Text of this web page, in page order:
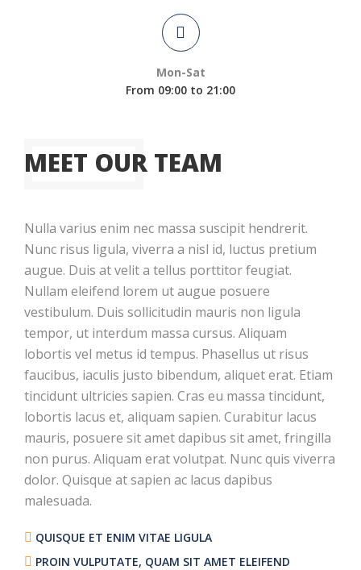
Mon-Sat
From 09:00 to 21:00
MEET OUR TEAM
Nulla varius enim nec massa suscipit hendrerit.
Nunc risus ligula, viverra a nisl id, luctus pretium
augue. Duis at velit a tellus porttitor feugiat.
Nullam eleifend lorem ut augue posuere
vestibulum. Duis sollicitudin mauris non ligula
tempor, ut interdum massa cursus. Aliquam
lobortis vel metus id tempus. Phasellus ut risus
faucibus, iaculis justo bibendum, aliquet erat. Etiam
tincidunt ultricies sapien. Cras eu massa tincidunt,
lobortis lacus et, aliquam sapien. Curabitur lacus
mauris, posuere sit amet dapibus sit amet, fringilla
non purus. Aliquam erat volutpat. Nunc quis viverra
dolor. Quisque at sapien ac lacus dapibus
malesuada.
QUISQUE ET ENIM VITAE LIGULA
PROIN VULPUTATE, QUAM SIT AMET ELEIFEND